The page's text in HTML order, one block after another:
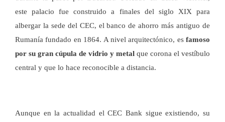
este palacio fue construido a finales del siglo XIX para
albergar la sede del CEC, el banco de ahorro más antiguo de
Rumanía fundado en 1864. A nivel arquitectónico, es famoso
por su gran cúpula de vidrio y metal que corona el vestíbulo
central y que lo hace reconocible a distancia.
Aunque en la actualidad el CEC Bank sigue existiendo, su